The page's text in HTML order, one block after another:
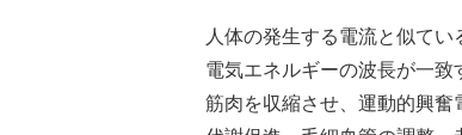
人体の発生する電流と似てい
電気エネルギーの波長が一致
筋肉を収縮させ、運動的興奮